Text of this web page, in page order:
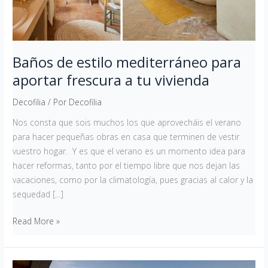
Baños de estilo mediterráneo para
aportar frescura a tu vivienda
Decofilia / Por Decofilia
Nos consta que sois muchos los que aprovecháis el verano
para hacer pequeñas obras en casa que terminen de vestir
vuestro hogar. Y es que el verano es un momento idea para
hacer reformas, tanto por el tiempo libre que nos dejan las
vacaciones, como por la climatología, pues gracias al calor y la
sequedad […]
vivienda
Read More »